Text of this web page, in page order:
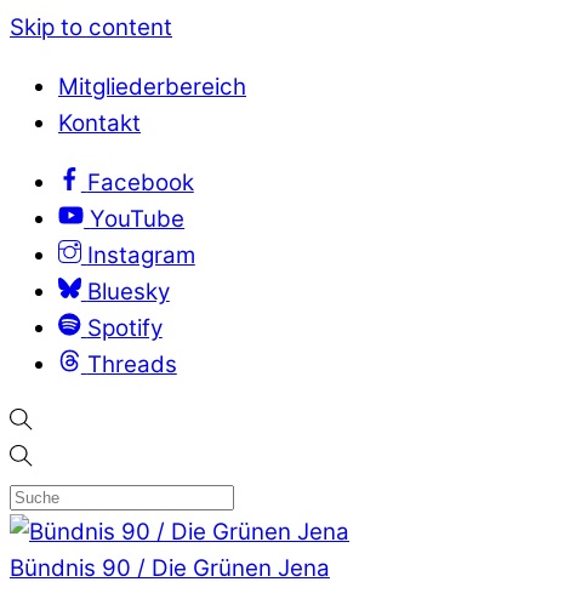
Skip to content
Mitgliederbereich
Kontakt
Facebook
YouTube
Instagram
Bluesky
Spotify
Threads
Bündnis 90 / Die Grünen Jena